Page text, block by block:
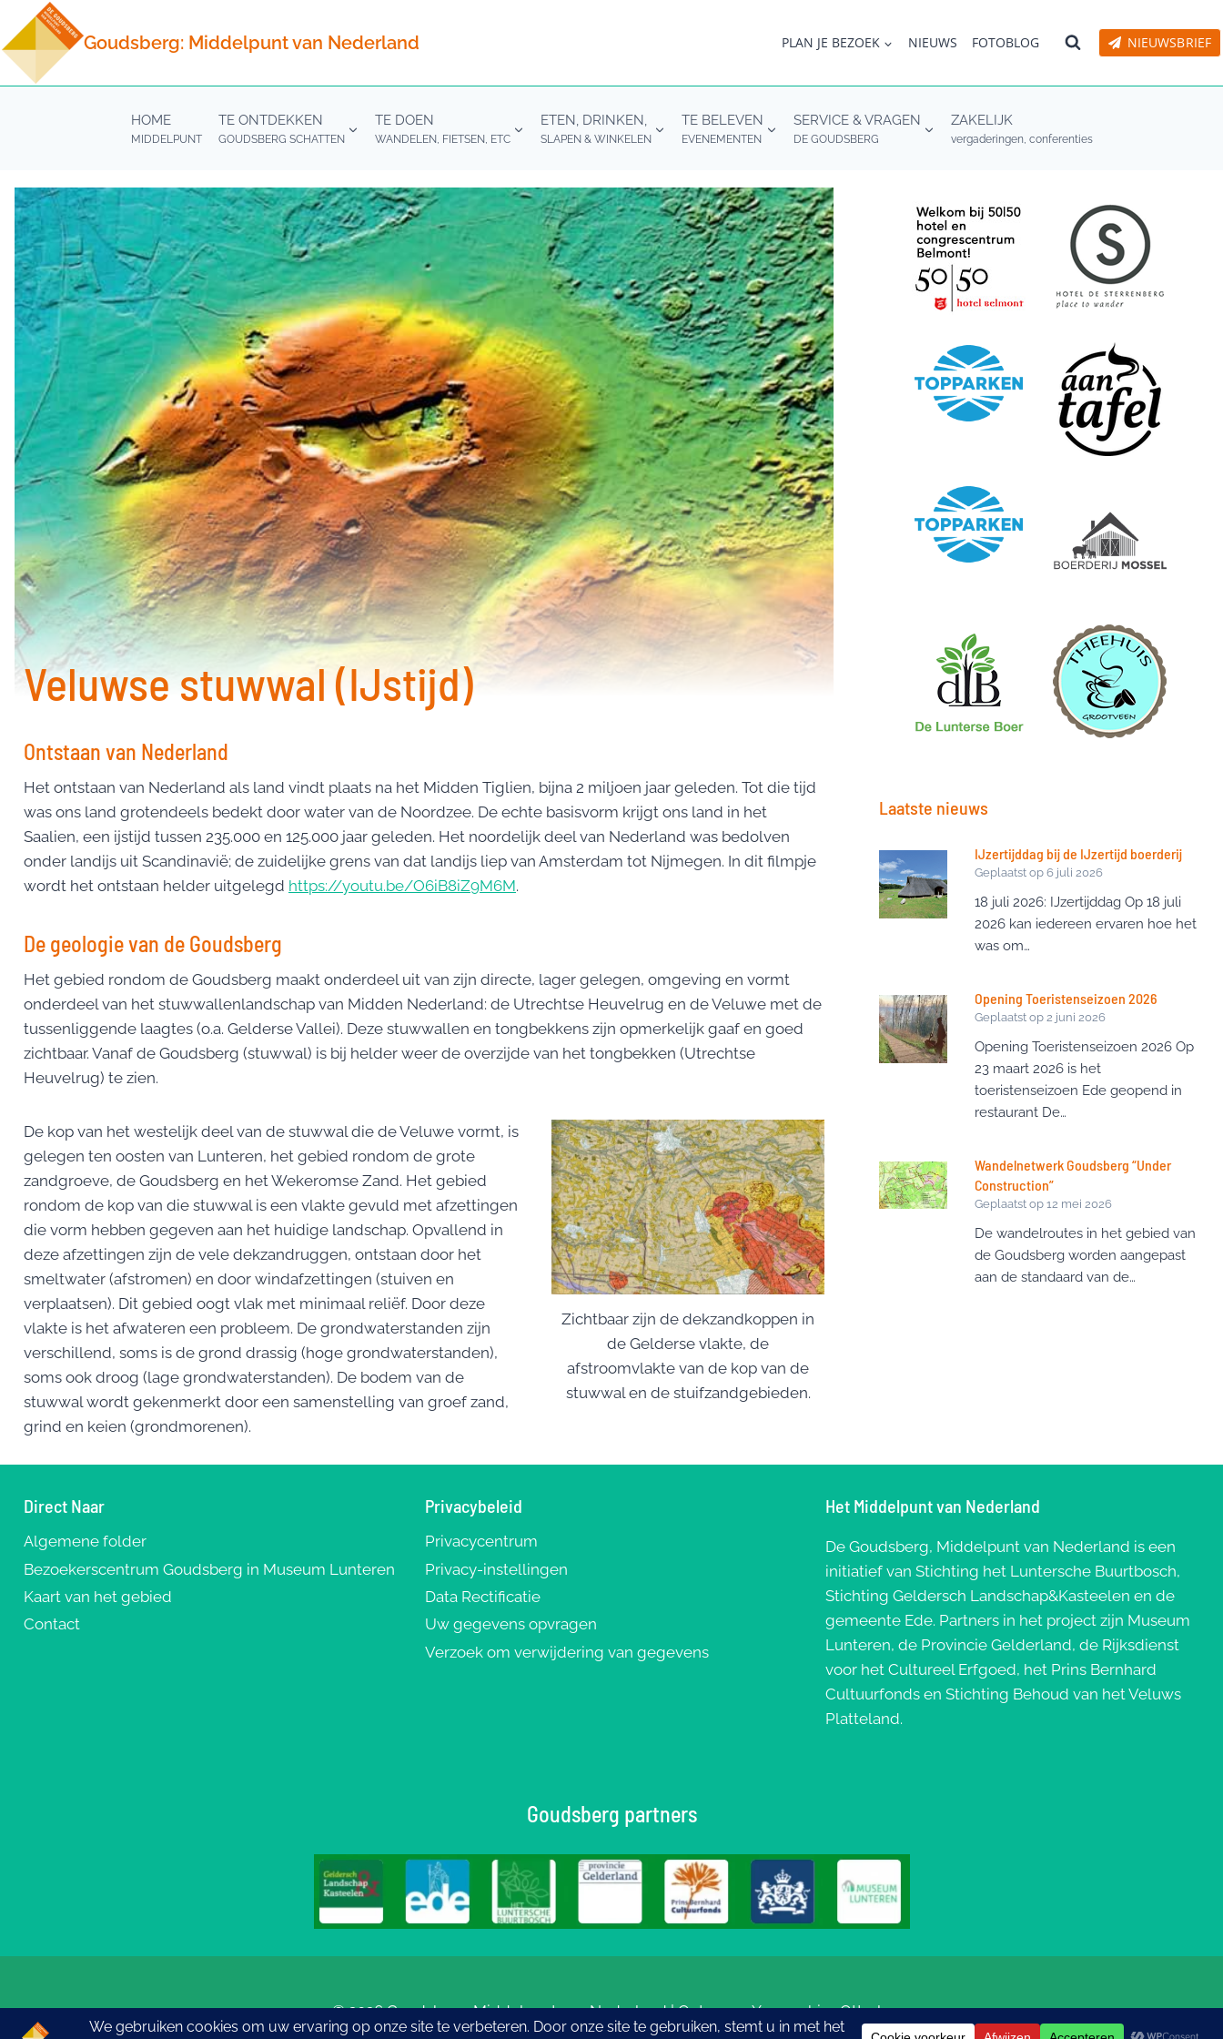
Doorgaan
naar
inhoud
Goudsberg: Middelpunt van Nederland PLAN JE BEZOEK NIEUWS FOTOBLOG NIEUWSBRIEF
HOME
MIDDELPUNT
TE ONTDEKKEN
GOUDSBERG SCHATTEN
TE DOEN
WANDELEN, FIETSEN, ETC
ETEN, DRINKEN,
SLAPEN & WINKELEN
TE BELEVEN
EVENEMENTEN
SERVICE & VRAGEN
DE GOUDSBERG
ZAKELIJK
vergaderingen, conferenties
Veluwse stuwwal (IJstijd)
Ontstaan van Nederland
Het ontstaan van Nederland als land vindt plaats na het Midden Tiglien, bijna 2 miljoen jaar geleden. Tot die tijd
was ons land grotendeels bedekt door water van de Noordzee. De echte basisvorm krijgt ons land in het
Saalien, een ijstijd tussen 235.000 en 125.000 jaar geleden. Het noordelijk deel van Nederland was bedolven
onder landijs uit Scandinavië; de zuidelijke grens van dat landijs liep van Amsterdam tot Nijmegen. In dit filmpje
wordt het ontstaan helder uitgelegd https://youtu.be/O6iB8iZ9M6M.
De geologie van de Goudsberg
Het gebied rondom de Goudsberg maakt onderdeel uit van zijn directe, lager gelegen, omgeving en vormt
onderdeel van het stuwwallenlandschap van Midden Nederland: de Utrechtse Heuvelrug en de Veluwe met de
tussenliggende laagtes (o.a. Gelderse Vallei). Deze stuwwallen en tongbekkens zijn opmerkelijk gaaf en goed
zichtbaar. Vanaf de Goudsberg (stuwwal) is bij helder weer de overzijde van het tongbekken (Utrechtse
Heuvelrug) te zien.
Zichtbaar zijn de dekzandkoppen in
de Gelderse vlakte, de
afstroomvlakte van de kop van de
stuwwal en de stuifzandgebieden.
De kop van het westelijk deel van de stuwwal die de Veluwe vormt, is
gelegen ten oosten van Lunteren, het gebied rondom de grote
zandgroeve, de Goudsberg en het Wekeromse Zand. Het gebied
rondom de kop van die stuwwal is een vlakte gevuld met afzettingen
die vorm hebben gegeven aan het huidige landschap. Opvallend in
deze afzettingen zijn de vele dekzandruggen, ontstaan door het
smeltwater (afstromen) en door windafzettingen (stuiven en
verplaatsen). Dit gebied oogt vlak met minimaal reliëf. Door deze
vlakte is het afwateren een probleem. De grondwaterstanden zijn
verschillend, soms is de grond drassig (hoge grondwaterstanden),
soms ook droog (lage grondwaterstanden). De bodem van de
stuwwal wordt gekenmerkt door een samenstelling van groef zand,
grind en keien (grondmorenen).
Laatste nieuws
IJzertijddag bij de IJzertijd boerderij
Geplaatst op6 juli 2026
18 juli 2026: IJzertijddag Op 18 juli
2026 kan iedereen ervaren hoe het
was om…
Opening Toeristenseizoen 2026
Geplaatst op 2 juni 2026
Opening Toeristenseizoen 2026 Op
23 maart 2026 is het
toeristenseizoen Ede geopend in
restaurant De…
Wandelnetwerk Goudsberg “Under
Construction”
Geplaatst op12 mei 2026
De wandelroutes in het gebied van
de Goudsberg worden aangepast
aan de standaard van de…
Direct Naar
Algemene folder
Bezoekerscentrum Goudsberg in Museum Lunteren
Kaart van het gebied
Contact
Privacybeleid
Privacycentrum
Privacy-instellingen
Data Rectificatie
Uw gegevens opvragen
Verzoek om verwijdering van gegevens
Het Middelpunt van Nederland
De Goudsberg, Middelpunt van Nederland is een
initiatief van Stichting het Luntersche Buurtbosch,
Stichting Geldersch Landschap&Kasteelen en de
gemeente Ede. Partners in het project zijn Museum
Lunteren, de Provincie Gelderland, de Rijksdienst
voor het Cultureel Erfgoed, het Prins Bernhard
Cultuurfonds en Stichting Behoud van het Veluws
Platteland.
Goudsberg partners
© 2026 Goudsberg: Middelpunt van Nederland | OntwerpeYe-graphicsOtterlo